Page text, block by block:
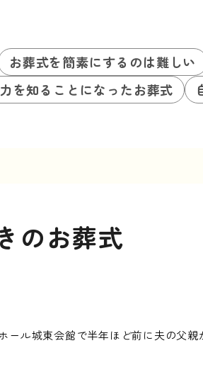
お葬式を簡素にするのは難しい
を知ることになったお葬式
のお葬式
ール城東会館で半年ほど前に夫の父親